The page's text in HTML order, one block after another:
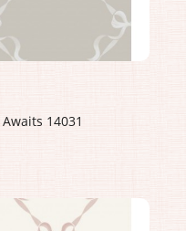
14031